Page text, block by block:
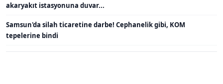
akaryakıt istasyonuna duvar...
Samsun'da silah ticaretine darbe! Cephanelik gibi, KOM
tepelerine bindi